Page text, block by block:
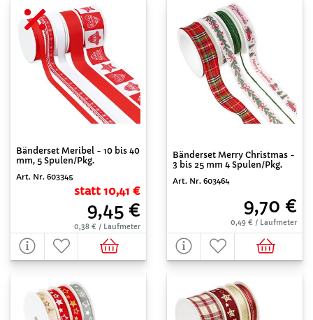
Bänderset Meribel - 10 bis 40
mm, 5 Spulen/Pkg.
Art. Nr. 603345
statt 10,41 €
9,45 €
0,38 € / Laufmeter
Bänderset Merry Christmas -
3 bis 25 mm 4 Spulen/Pkg.
Art. Nr. 603464
9,70 €
0,49 € / Laufmeter